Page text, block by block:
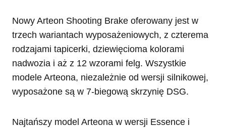
Nowy Arteon Shooting Brake oferowany jest w
trzech wariantach wyposażeniowych, z czterema
rodzajami tapicerki, dziewięcioma kolorami
nadwozia i aż z 12 wzorami felg. Wszystkie
modele Arteona, niezależnie od wersji silnikowej,
wyposażone są w 7-biegową skrzynię DSG.
Najtańszy model Arteona w wersji Essence i